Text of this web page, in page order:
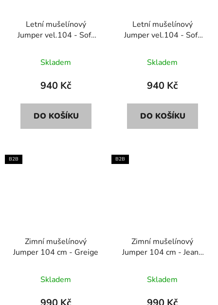
Letní mušelínový
Jumper vel.104 - Soft
Skladem
940 Kč
DO KOŠÍKU
Letní mušelínový
Jumper vel.104 - Soft
Skladem
940 Kč
DO KOŠÍKU
B2B
Zimní mušelínový
Jumper 104 cm - Greige
Skladem
B2B
Zimní mušelínový
Jumper 104 cm - Jeans
Skladem